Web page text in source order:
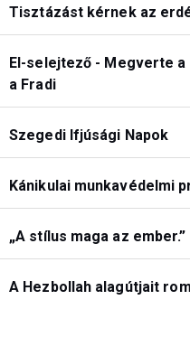
Tisztázást kérnek az
El-selejtező - Megverte
a Fradi
Szegedi Ifjúsági Napok
Kánikulai munkavédelmi
„A stílus maga az ember.”
A Hezbollah alagútjait